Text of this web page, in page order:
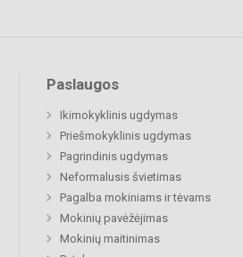
Paslaugos
Ikimokyklinis ugdymas
Priešmokyklinis ugdymas
Pagrindinis ugdymas
Neformalusis švietimas
Pagalba mokiniams ir tėvams
Mokinių pavėžėjimas
Mokinių maitinimas